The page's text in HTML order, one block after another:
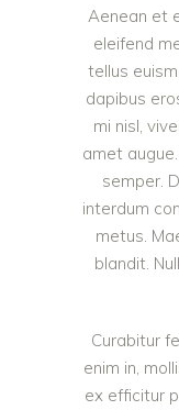
Aenean et
eleifend
tellus
dapibus
mi nisl,
amet
semper.
interdum
metus.
blandit.
Curabitur
enim in,
ex efficitur